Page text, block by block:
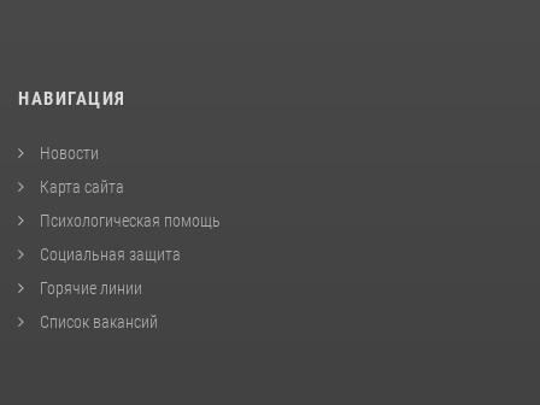
НАВИГАЦИЯ
Новости
Карта сайта
Психологическая помощь
Социальная защита
Горячие линии
Список вакансий